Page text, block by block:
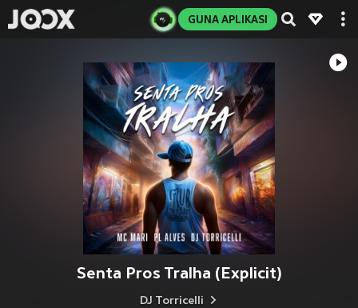
GUNA APLIKASI
Senta Pros Tralha (Explicit)
DJ Torricelli